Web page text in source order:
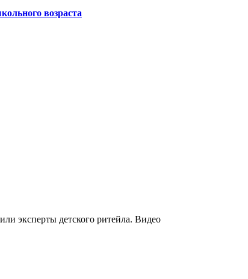
возраста
эксперты детского ритейла. Видео